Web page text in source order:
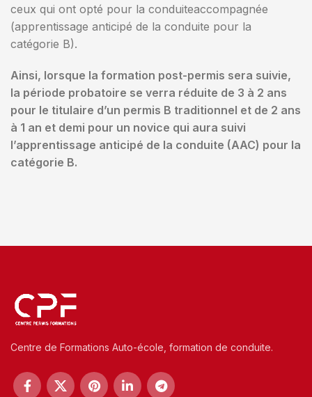
ceux qui ont opté pour la conduiteaccompagnée
(apprentissage anticipé de la conduite pour la
catégorie B).
Ainsi, lorsque la formation post-permis sera suivie,
la période probatoire se verra réduite de 3 à 2 ans
pour le titulaire d’un permis B traditionnel et de 2 ans
à 1 an et demi pour un novice qui aura suivi
l’apprentissage anticipé de la conduite (AAC) pour la
catégorie B.
Centre de Formations Auto-école, formation de conduite.